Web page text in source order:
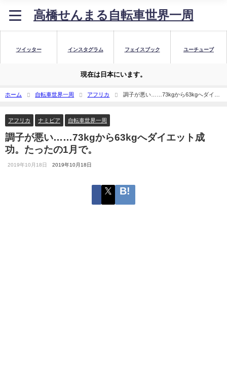
高橋せんまる自転車世界一周
ツイッター インスタグラム フェイスブック ユーチューブ
現在は日本にいます。
ホーム 自転車世界一周 アフリカ
調子が悪い……73kgから63kgへダイエ
アフリカ ナミビア 自転車世界一周
調子が悪い……73kgから63kgへダイエット成
功。たったの1月で。
2019年10月18日 2019年10月18日